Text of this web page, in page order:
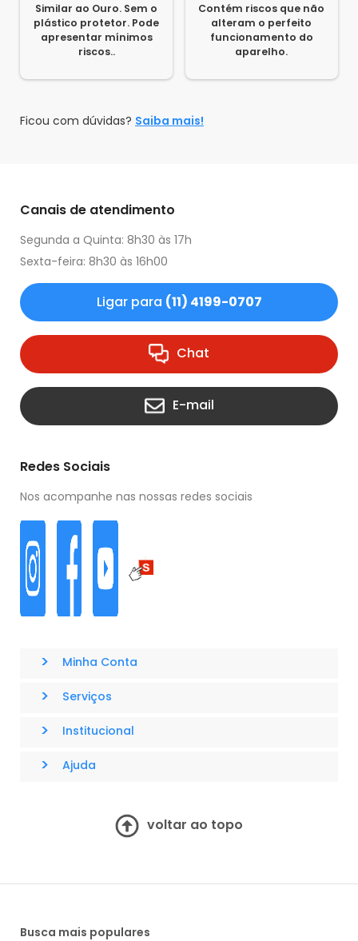
Similar ao Ouro. Sem o
plástico protetor. Pode
apresentar mínimos
riscos..
Contém riscos que não
alteram o perfeito
funcionamento do
aparelho.
Ficou com dúvidas? Saiba mais!
Canais de atendimento
Segunda a Quinta: 8h30 às 17h
Sexta-feira: 8h30 às 16h00
Ligar para (11) 4199-0707
Chat
E-mail
Redes Sociais
Nos acompanhe nas nossas redes sociais
> Minha Conta
> Serviços
> Institucional
> Ajuda
voltar ao topo
Busca mais populares